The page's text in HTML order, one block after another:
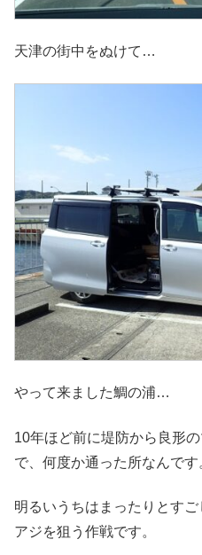
天津の街中をぬけて…
やって来ました鯛の浦…
10年ほど前に堤防から良形
で、何度か通った所なんです
明るいうちはまったりとす
アジを狙う作戦です。